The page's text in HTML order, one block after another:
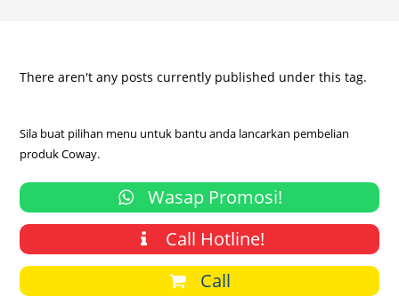
There aren't any posts currently published under this tag.
Sila buat pilihan menu untuk bantu anda lancarkan pembelian
produk Coway.
Wasap Promosi!
Call Hotline!
Call